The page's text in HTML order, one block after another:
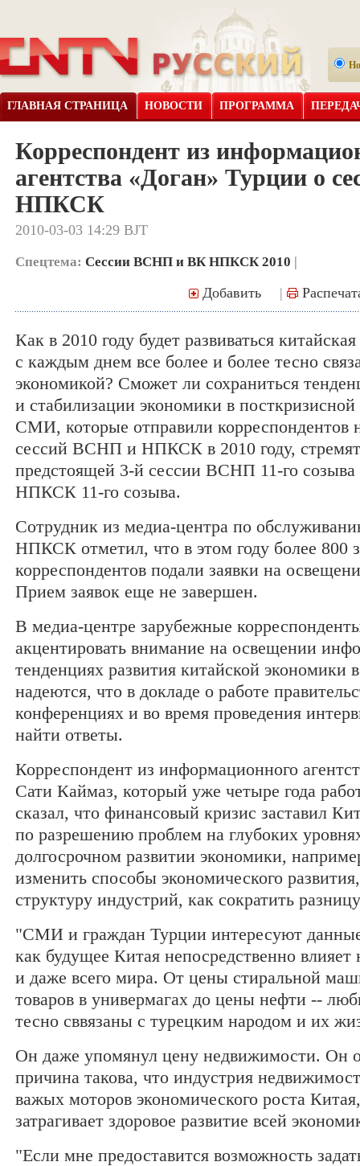
ГЛАВНАЯ СТРАНИЦА НОВОСТИ ПРОГРАММА
Корреспондент из
агентства «Доган» Турции о
НПКСК
2010-03-03 14:29 BJT
Спецтема: Сессии ВСНП и ВК НПКСК 2010 |
Добавить |
Как в 2010 году будет развиваться
с каждым днем все более и более тесно
экономикой? Сможет ли сохраниться
и стабилизации экономики в
СМИ, которые отправили корреспондентов
сессий ВСНП и НПКСК в 2010 году,
предстоящей 3-й сессии ВСНП 11-го созыва
НПКСК 11-го созыва.
Сотрудник из медиа-центра по
НПКСК отметил, что в этом году более 800
корреспондентов подали заявки на
Прием заявок еще не завершен.
В медиа-центре зарубежные
акцентировать внимание на освещении
тенденциях развития китайской экономики
надеются, что в докладе о работе
конференциях и во время проведения
найти ответы.
Корреспондент из информационного
Сати Каймаз, который уже четыре года
сказал, что финансовый кризис заставил
по разрешению проблем на глубоких
долгосрочном развитии экономики,
изменить способы экономического
структуру индустрий, как сократить
"СМИ и граждан Турции интересуют
как будущее Китая непосредственно
и даже всего мира. От цены стиральной
товаров в универмагах до цены нефти --
тесно сввязаны с турецким народом и их
Он даже упомянул цену недвижимости. Он
причина такова, что индустрия
важых моторов экономического роста
затрагивает здоровое развитие всей
"Если мне предоставится возможность